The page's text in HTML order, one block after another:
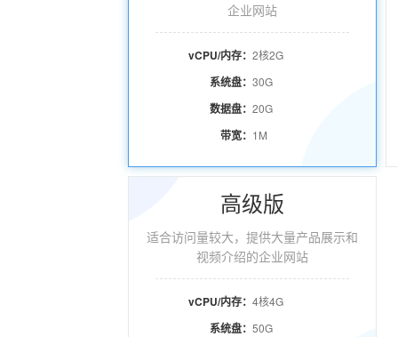
企业网站
vCPU/内存： 2核2G
系统盘： 30G
数据盘： 20G
带宽： 1M
高级版
适合访问量较大，提供大量产品展示和
视频介绍的企业网站
vCPU/内存： 4核4G
系统盘： 50G